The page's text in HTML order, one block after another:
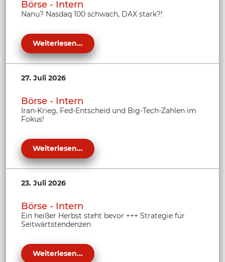
Börse - Intern
Nanu? Nasdaq 100 schwach, DAX stark?!
Weiterlesen...
27. Juli 2026
Börse - Intern
Iran-Krieg, Fed-Entscheid und Big-Tech-Zahlen im
Fokus!
Weiterlesen...
23. Juli 2026
Börse - Intern
Ein heißer Herbst steht bevor +++ Strategie für
Seitwärtstendenzen
Weiterlesen...